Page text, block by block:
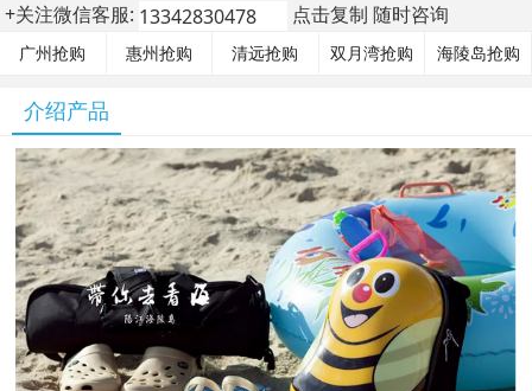
+关注微信客服: 点击复制 随时咨询
广州抢购 惠州抢购 清远抢购 双月湾抢购 海陵岛抢购
介绍产品